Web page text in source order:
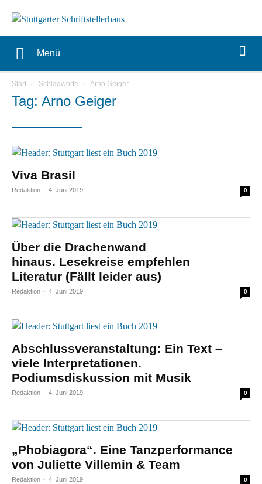
Menü
Start Schlagworte Arno Geiger
Tag: Arno Geiger
Viva Brasil
Redaktion - 4. Juni 2019 0
Über die Drachenwand
hinaus. Lesekreise empfehlen
Literatur (Fällt leider aus)
Redaktion - 4. Juni 2019 0
Abschlussveranstaltung: Ein Text –
viele Interpretationen.
Podiumsdiskussion mit Musik
Redaktion - 4. Juni 2019 0
„Phobiagora“. Eine Tanzperformance
von Juliette Villemin & Team
Redaktion - 4. Juni 2019 0